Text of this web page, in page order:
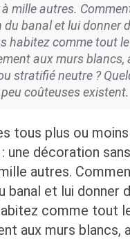
mille autres.
banal et lui donner
habitez comme tout
aux murs blancs,
stratifié neutre ?
coûteuses existent.
tous plus ou
une décoration
autres.
banal et lui donner
comme tout
aux murs blancs,